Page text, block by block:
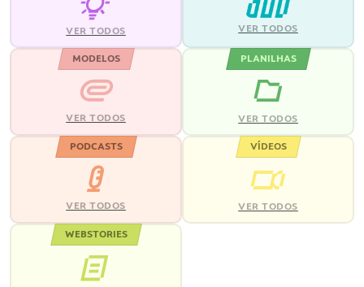
VER TODOS VER TODOS
MODELOS
VER TODOS
PLANILHAS
VER TODOS
PODCASTS
VER TODOS
VÍDEOS
VER TODOS
WEBSTORIES